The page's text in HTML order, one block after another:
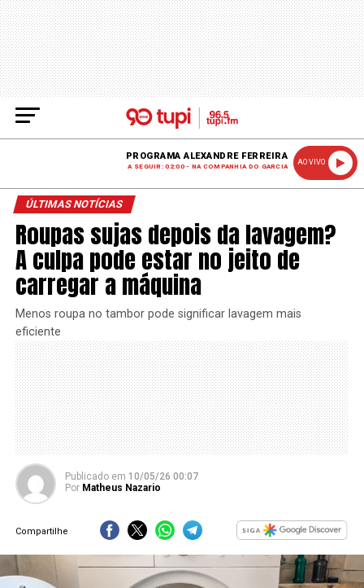
PROGRAMA ALEXANDRE FERREIRA
A SEGUIR: 02:00 - NA COMPANHIA DO GARCIA
AO VIVO
ÚLTIMAS NOTÍCIAS
Roupas sujas depois da lavagem?
A culpa pode estar no jeito de
carregar a máquina
Menos roupa no tambor pode significar lavagem mais
eficiente
Publicado em 10/05/26 00:07
Por Matheus Nazario
Compartilhe